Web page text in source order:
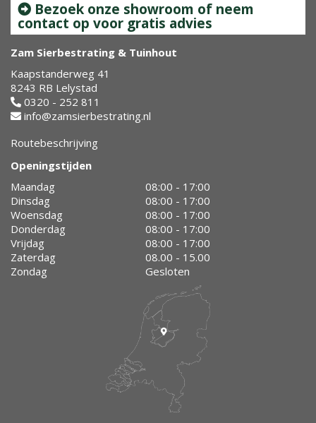
Bezoek onze showroom of neem
contact op voor gratis advies
Zam Sierbestrating & Tuinhout
Kaapstanderweg 41
8243 RB Lelystad
0320 - 252 811
info@zamsierbestrating.nl
Routebeschrijving
Openingstijden
Maandag
08:00 - 17:00
Dinsdag
08:00 - 17:00
Woensdag
08:00 - 17:00
Donderdag
08:00 - 17:00
Vrijdag
08:00 - 17:00
Zaterdag
08.00 - 15.00
Zondag
Gesloten